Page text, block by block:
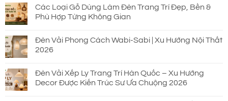
Các Loại Gỗ Dùng Làm Đèn Trang Trí Đẹp, Bền &
Phù Hợp Từng Không Gian
Đèn Vải Phong Cách Wabi-Sabi | Xu Hướng Nội Thất
2026
Đèn Vải Xếp Ly Trang Trí Hàn Quốc – Xu Hướng
Decor Được Kiến Trúc Sư Ưa Chuộng 2026